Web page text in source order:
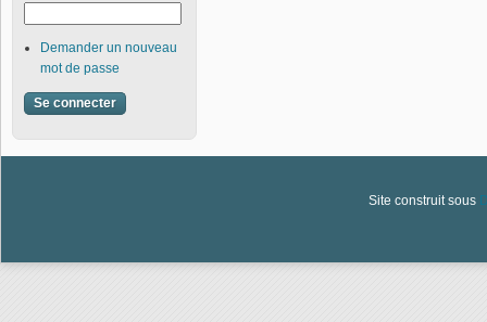
Demander un nouveau
mot de passe
Site construit sous